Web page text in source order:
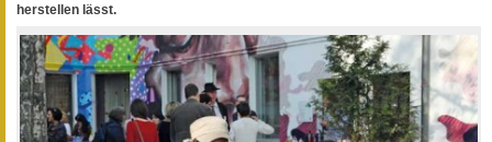
herstellen lässt.